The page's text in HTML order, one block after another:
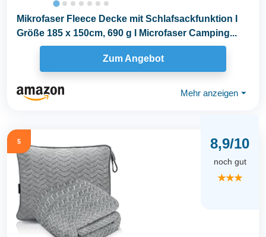
Mikrofaser Fleece Decke mit Schlafsackfunktion I
Größe 185 x 150cm, 690 g I Microfaser Camping...
Zum Angebot
Mehr anzeigen ⏷
5 8,9/10
noch gut
★★★